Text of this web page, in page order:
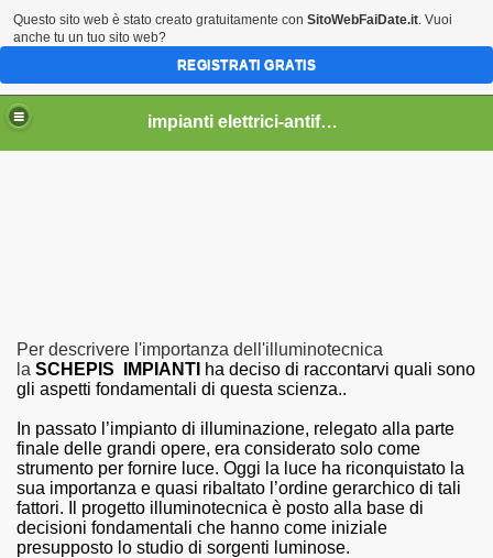
impianti elettrici-antifurti-telecamere-tv sat-automazioni-domotica reti ethernet e wifii
Per descrivere l'importanza dell'illuminotecnica
la SCHEPIS IMPIANTI ha deciso di raccontarvi quali sono
gli aspetti fondamentali di questa scienza..
In passato l’impianto di illuminazione, relegato alla parte
finale delle grandi opere, era considerato solo come
strumento per fornire luce. Oggi la luce ha riconquistato la
sua importanza e quasi ribaltato l’ordine gerarchico di tali
fattori. Il progetto illuminotecnica è posto alla base di
decisioni fondamentali che hanno come iniziale
presupposto lo studio di sorgenti luminose.
Questo sito web è stato creato gratuitamente con SitoWebFaiDate.it. Vuoi
anche tu un tuo sito web?
REGISTRATI GRATIS